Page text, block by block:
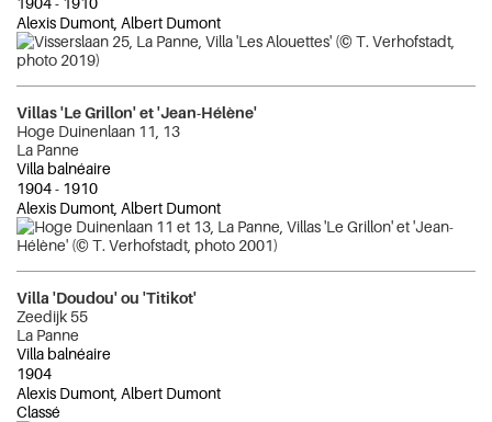
Alexis Dumont, Albert Dumont
Villas 'Le Grillon' et 'Jean-Hélène'
Hoge Duinenlaan 11, 13
La Panne
Villa balnéaire
1904- 1910
Alexis Dumont, Albert Dumont
Villa 'Doudou' ou 'Titikot'
Zeedijk 55
La Panne
Villa balnéaire
1904
Alexis Dumont, Albert Dumont
Classé